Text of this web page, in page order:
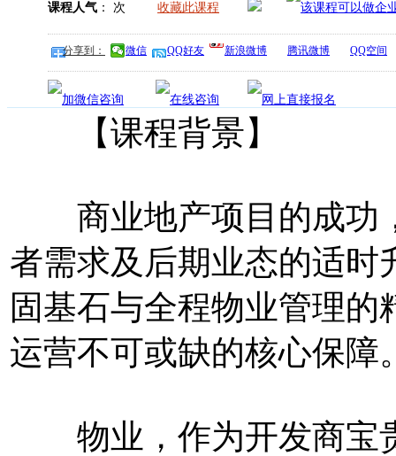
课程人气 ： 次 收藏此课程
分享到： 微信 QQ好友 新浪微博 腾讯微博 QQ空间
【课程背景】
商业地产项目的成功
者需求及后期业态的适时
固基石与全程物业管理
运营不可或缺的核心保障
物业，作为开发商宝